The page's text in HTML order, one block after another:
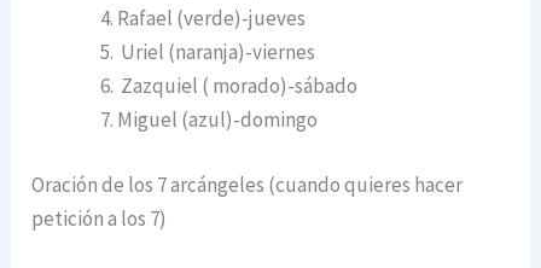
Rafael (verde)-jueves
Uriel (naranja)-viernes
Zazquiel ( morado)-sábado
Miguel (azul)-domingo
Oración de los 7 arcángeles (cuando quieres hacer
petición a los 7)